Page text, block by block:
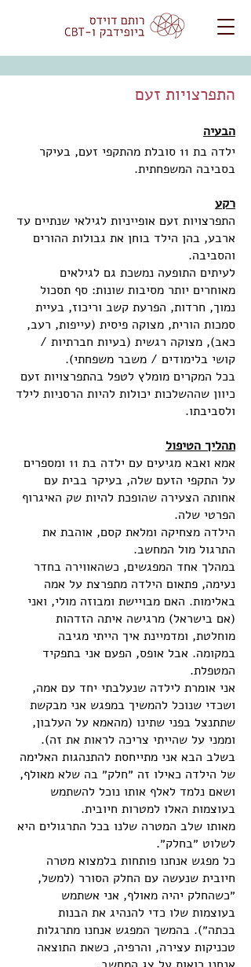
התפרצויות זעם
הבעיה
ילדה בת 11 סובלת מהתקפי זעם, בעיקר
בסביבה המשפחתית.
רקע
התפרצויות זעם אופייניות לגילאי שנתיים עד
ארבע, בהן הילד בוחן את גבולות ההורים
והסביבה.
לעיתים התופעה נמשכת גם לגילאים
מאוחרים יותר מסיבות שונות: סף תסכול
נמוך, חרדות, הפרעת קשב וריכוז, בעיית
סמכות הורית, מצוקה פיסית (עייפות, רעב,
כאב), מצוקה רגשית (בעיות חברתיות /
קושי בלימודים / משבר משפחתי).
בכל המקרים מומלץ לטפל בהתפרצויות זעם
כיוון שההשלכות יכולות להיות הרסניות לילד
ולסביבתו.
תהליך הטיפול
אמא ואבא מגיעים עם ילדה בת 11 ומספרים
על התקפי הזעם שלה, בעיקר בבית עם
אחותה הצעירה שהופכת להיות שק האיגרוף
הפרטי שלה.
הילדה מצחיקה ומלאת קסם, אוהבת את
התרגול מול המחשב.
במהלך אחד המפגשים, כשהאווירה בחדר
נעימה, פתאום הילדה מתפרצת על אמה
באלימות. האם מבויישת ומבוזה מולי, ואני
(אם בישראל) מרגישה איתה הזדהות
מוחלטת, ומדמיינת איך הייתי מגיבה
במקומה. אבל אופס, הפעם אני בתפקיד
המטפלת.
אני אומרת לילדה שנעלבתי יחד עם אמה,
ושכדי שנוכל להמשיך במפגש אני מבקשת
שתתנצל בפני שתינו (מהאמא על העלבון,
וממני על שהייתי צריכה לראות את זה).
בשלב הבא אני מתייחסת להתנהגות האלימה
של הילדה כאילו זה ״חלק״ בה שלא מאולף,
ושאם נלמד לאלף אותו נוכל להשתמש
בעוצמות האלו למטרות חיובית.
מאותו שלב המטרה שלנו בכל התרגולים היא
לשלוט ״בחלק״.
כל מפגש אנחנו פותחות בלמצוא מטרה
חיובית שנעשה עם החלק הסורר (למשל,
״כשהחלק יהיה מאולף, אני אשתמש
בעוצמות שלו כדי להנהיג את הבנות
בכתה״). בהמשך המפגש אנחנו מתרגלות
טכניקות עצירה, והרפיה, כשאת התוצאה